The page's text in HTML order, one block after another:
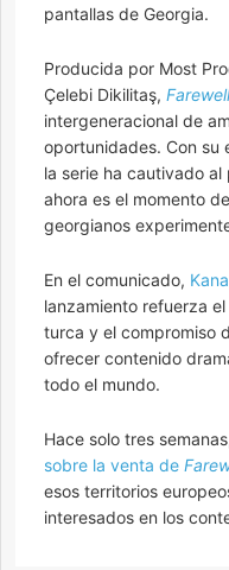
pantallas de Georgia.
Producida por Most
Çelebi Dikilitaş,
intergeneracional de
oportunidades. Con su
la serie ha cautivado
ahora es el momento
georgianos
En el comunicado,
lanzamiento refuerza
turca y el compromiso
ofrecer contenido
todo el mundo.
Hace solo tres
sobre la venta de
esos territorios
interesados en los